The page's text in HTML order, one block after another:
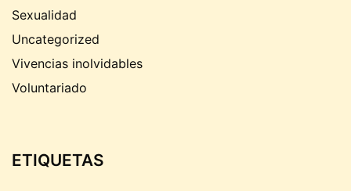
Sexualidad
Uncategorized
Vivencias inolvidables
Voluntariado
ETIQUETAS